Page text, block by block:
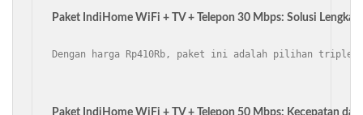
Paket IndiHome WiFi + TV + Telepon 30 Mbps: Solusi
Dengan harga Rp410Rb, paket ini adalah pilihan triple
Paket IndiHome WiFi + TV + Telepon 50 Mbps: Kecepatan